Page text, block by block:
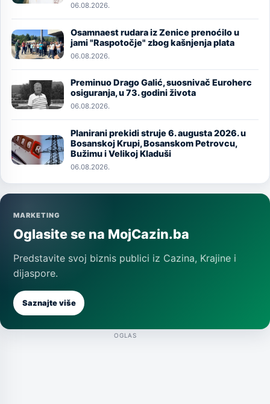
06.08.2026.
Image
Osamnaest rudara iz Zenice prenoćilo u
jami "Raspotočje" zbog kašnjenja plata
06.08.2026.
Image
Preminuo Drago Galić, suosnivač Euroherc
osiguranja, u 73. godini života
06.08.2026.
Image
Planirani prekidi struje 6. augusta 2026. u
Bosanskoj Krupi, Bosanskom Petrovcu,
Bužimu i Velikoj Kladuši
06.08.2026.
MARKETING
Oglasite se na MojCazin.ba
Predstavite svoj biznis publici iz Cazina, Krajine i
dijaspore.
Saznajte više
OGLAS